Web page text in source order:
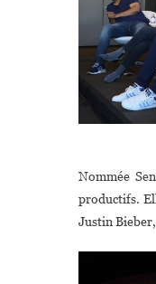
Nommée
productifs.
Justin